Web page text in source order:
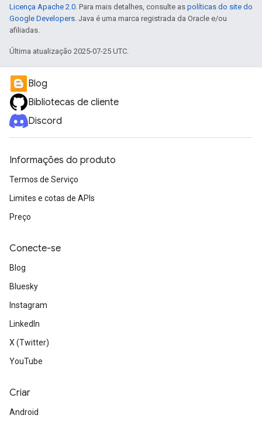
Licença Apache 2.0. Para mais detalhes, consulte as políticas do site do
Google Developers. Java é uma marca registrada da Oracle e/ou
afiliadas.
Última atualização 2025-07-25 UTC.
Blog
Bibliotecas de cliente
Discord
Informações do produto
Termos de Serviço
Limites e cotas de APIs
Preço
Conecte-se
Blog
Bluesky
Instagram
LinkedIn
X (Twitter)
YouTube
Criar
Android